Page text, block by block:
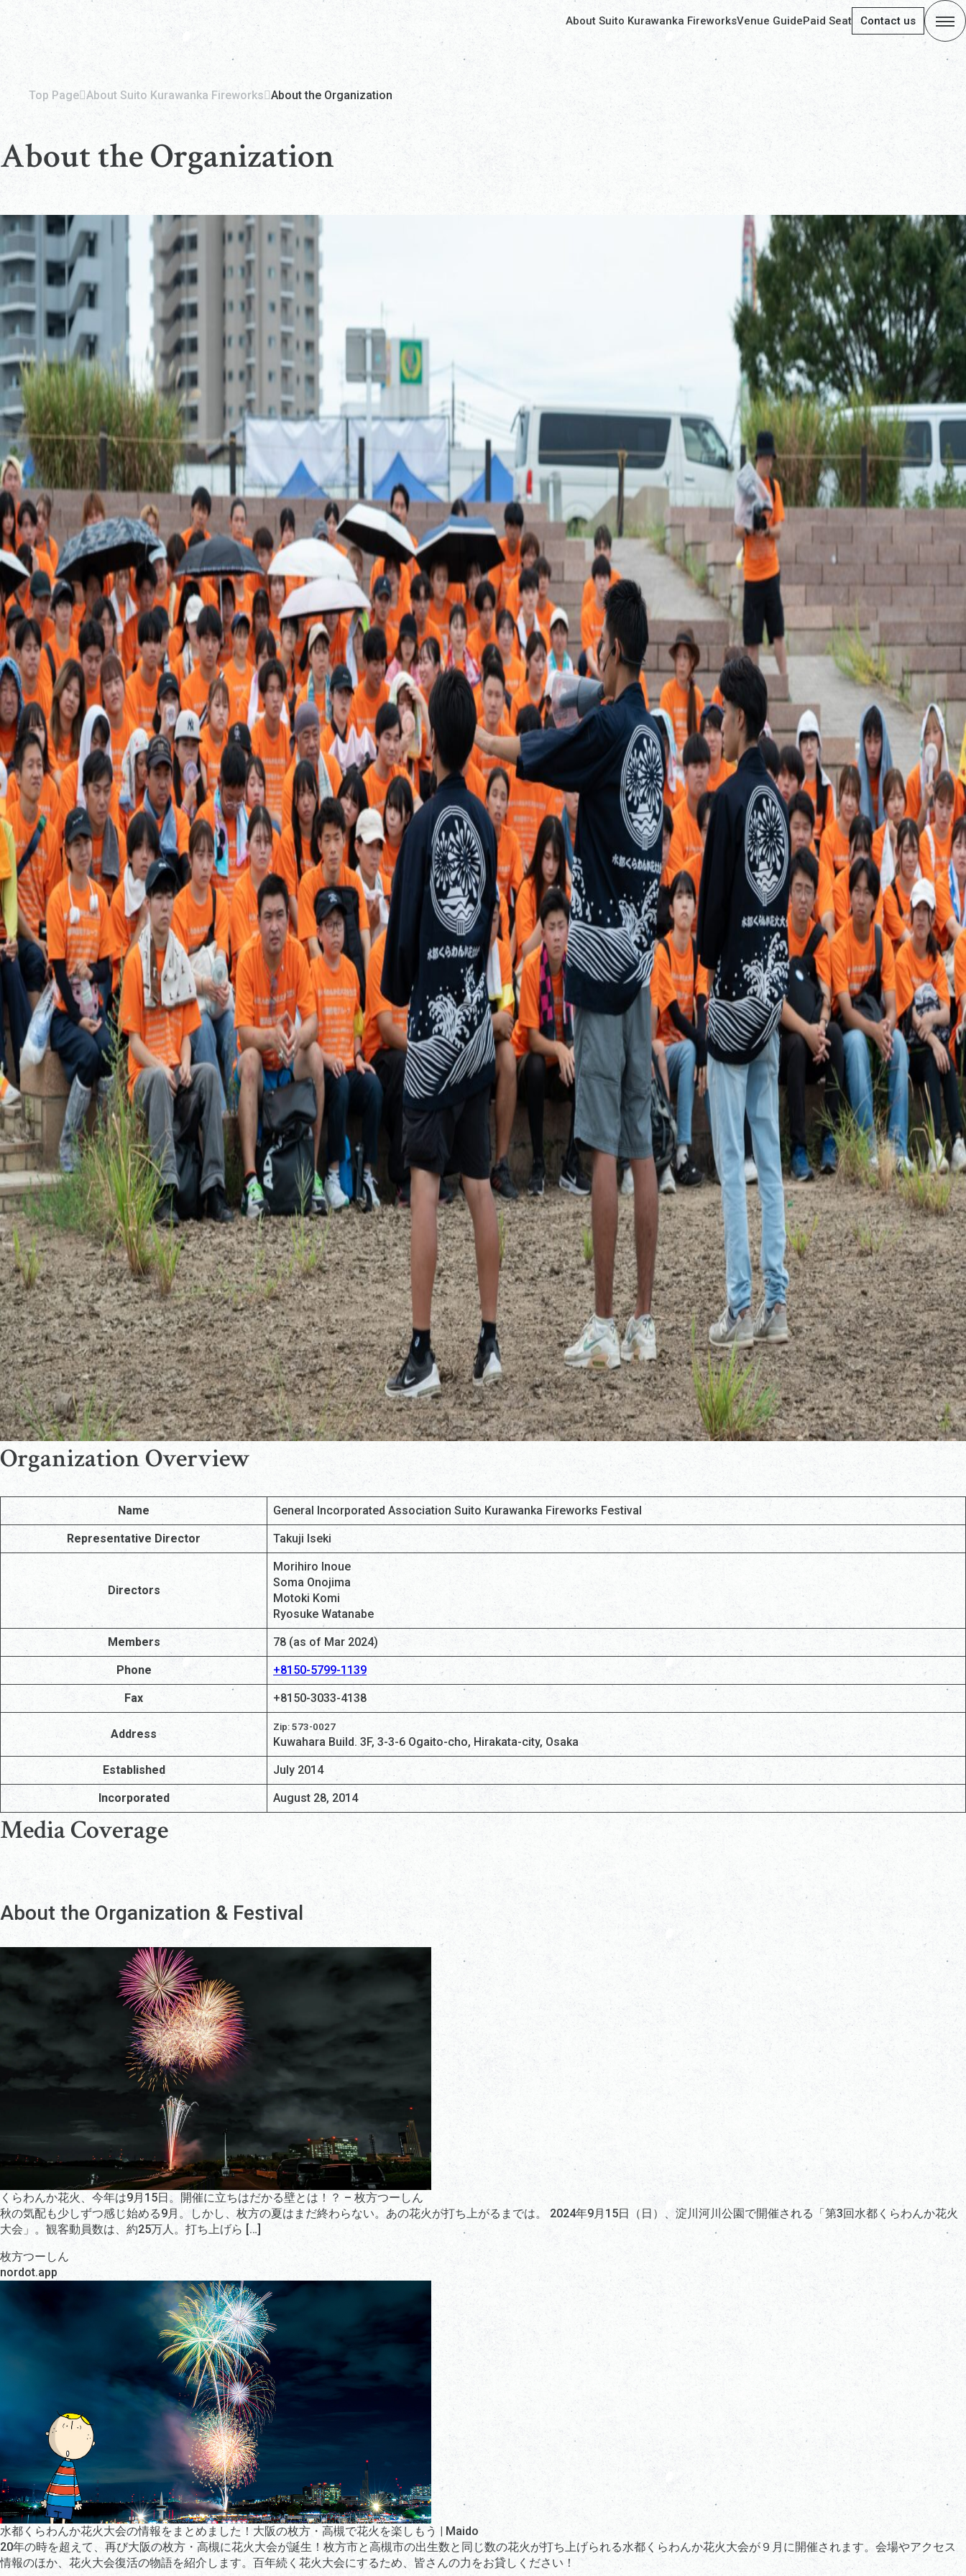
About Suito Kurawanka FireworksVenue GuidePaid Seat Contact us
Top Page About Suito Kurawanka Fireworks About the Organization
About the Organization
Organization Overview
Name General Incorporated Association Suito Kurawanka Fireworks Festival
Representative Director Takuji Iseki
Directors
Morihiro Inoue
Soma Onojima
Motoki Komi
Ryosuke Watanabe
Members 78 (as of Mar 2024)
Phone +8150-5799-1139
Fax +8150-3033-4138
Address
Zip: 573-0027
Kuwahara Build. 3F, 3-3-6 Ogaito-cho, Hirakata-city, Osaka
Established July 2014
Incorporated August 28, 2014
Media Coverage
About the Organization & Festival
くらわんか花火、今年は9月15日。開催に立ちはだかる壁とは！？ – 枚方つーしん
秋の気配も少しずつ感じ始める9月。しかし、枚方の夏はまだ終わらない。あの花火が打ち上がるまでは。 2024年9月15日（日）、淀川河川公園で開催される「第3回水都くらわんか花火
大会」。観客動員数は、約25万人。打ち上げら […]
枚方つーしん
nordot.app
水都くらわんか花火大会の情報をまとめました！大阪の枚方・高槻で花火を楽しもう | Maido
20年の時を超えて、再び大阪の枚方・高槻に花火大会が誕生！枚方市と高槻市の出生数と同じ数の花火が打ち上げられる水都くらわんか花火大会が９月に開催されます。会場やアクセス
情報のほか、花火大会復活の物語を紹介します。百年続く花火大会にするため、皆さんの力をお貸しください！